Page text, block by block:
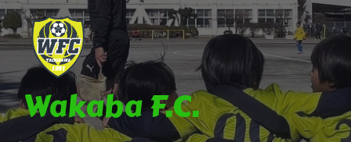
Wakaba F.C.